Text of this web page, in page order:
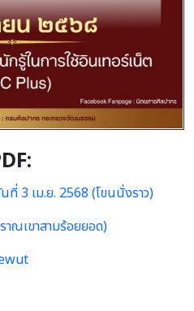
ที่ 3 เม.ย. 2568 (โขนนั่งราว)
ณเขาสามร้อยยอด)